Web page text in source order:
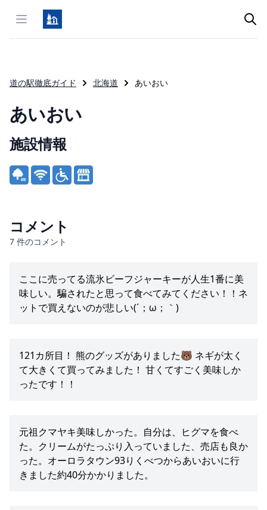
Open menu
道の駅徹底ガイド 北海道 あいおい
あいおい
Product information
施設情報
コメント
7 件のコメント
ここに売ってる流氷ビーフジャーキーが人生1番に美
味しい。騙されたと思って食べてみてください！！ネ
ットで買えないのが悲しい(´；ω；｀)
121カ所目！ 熊のグッズがありました🐻 ネギが太く
て大きくて買ってみました！ 甘くてすごく美味しか
ったです！！
元祖クマヤキ美味しかった。自分は、ヒグマを食べ
た。クリームがたっぷり入っていました、売店も良か
った。オーロラタウン93りくべつからあいおいに行
きました約40分かかりました。